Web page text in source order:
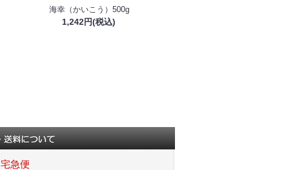
海幸（かいこう）500g
1,242円(税込)
急便